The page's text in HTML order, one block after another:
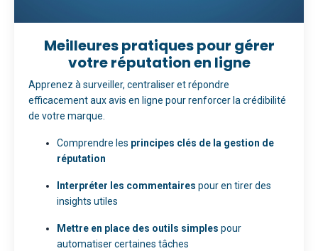
Meilleures pratiques pour gérer
votre réputation en ligne
Apprenez à surveiller, centraliser et répondre
efficacement aux avis en ligne pour renforcer la crédibilité
de votre marque.
Comprendre les principes clés de la gestion de
réputation
Interpréter les commentaires pour en tirer des
insights utiles
Mettre en place des outils simples pour
automatiser certaines tâches